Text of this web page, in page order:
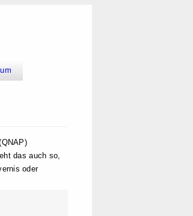
das auch so,
oder